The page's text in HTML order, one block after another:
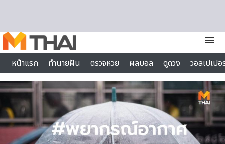
menu
หน้าแรก
ทำนายฝัน ตรวจหวย ผลบอล ดูดวง
วอลเปเป
ไลฟ์สไตล์